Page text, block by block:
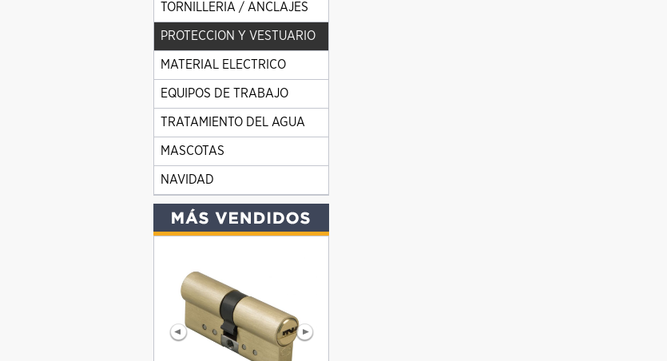
TORNILLERIA / ANCLAJES
PROTECCION Y VESTUARIO
MATERIAL ELECTRICO
EQUIPOS DE TRABAJO
TRATAMIENTO DEL AGUA
MASCOTAS
NAVIDAD